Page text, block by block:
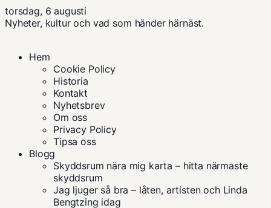
torsdag, 6 augusti
Nyheter, kultur och vad som händer härnäst.
Hem
Cookie Policy
Historia
Kontakt
Nyhetsbrev
Om oss
Privacy Policy
Tipsa oss
Blogg
Skyddsrum nära mig karta – hitta närmaste
skyddsrum
Jag ljuger så bra – låten, artisten och Linda
Bengtzing idag